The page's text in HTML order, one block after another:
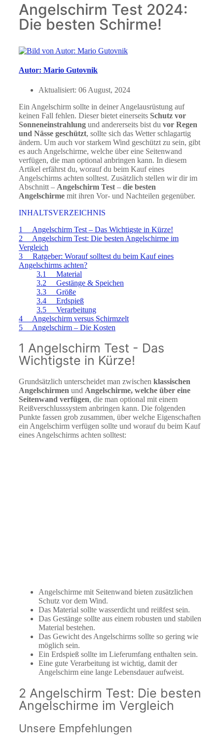
Angelschirm Test 2024:
Die besten Schirme!
Autor: Mario Gutovnik
Aktualisiert: 06 August, 2024
Ein Angelschirm sollte in deiner Angelausrüstung auf
keinen Fall fehlen. Dieser bietet einerseits Schutz vor
Sonneneinstrahlung und andererseits bist du vor Regen
und Nässe geschützt, sollte sich das Wetter schlagartig
ändern. Um auch vor starkem Wind geschützt zu sein, gibt
es auch Angelschirme, welche über eine Seitenwand
verfügen, die man optional anbringen kann. In diesem
Artikel erfährst du, worauf du beim Kauf eines
Angelschirms achten solltest. Zusätzlich stellen wir dir im
Abschnitt – Angelschirm Test – die besten
Angelschirme mit ihren Vor- und Nachteilen gegenüber.
INHALTSVERZEICHNIS
1 Angelschirm Test – Das Wichtigste in Kürze!
2 Angelschirm Test: Die besten Angelschirme im
Vergleich
3 Ratgeber: Worauf solltest du beim Kauf eines
Angelschirms achten?
3.1 Material
3.2 Gestänge & Speichen
3.3 Größe
3.4 Erdspieß
3.5 Verarbeitung
4 Angelschirm versus Schirmzelt
5 Angelschirm – Die Kosten
1 Angelschirm Test - Das
Wichtigste in Kürze!
Grundsätzlich unterscheidet man zwischen klassischen
Angelschirmen und Angelschirme, welche über eine
Seitenwand verfügen, die man optional mit einem
Reißverschlusssystem anbringen kann. Die folgenden
Punkte fassen grob zusammen, über welche Eigenschaften
ein Angelschirm verfügen sollte und worauf du beim Kauf
eines Angelschirms achten solltest:
Angelschirme mit Seitenwand bieten zusätzlichen
Schutz vor dem Wind.
Das Material sollte wasserdicht und reißfest sein.
Das Gestänge sollte aus einem robusten und stabilen
Material bestehen.
Das Gewicht des Angelschirms sollte so gering wie
möglich sein.
Ein Erdspieß sollte im Lieferumfang enthalten sein.
Eine gute Verarbeitung ist wichtig, damit der
Angelschirm eine lange Lebensdauer aufweist.
2 Angelschirm Test: Die besten
Angelschirme im Vergleich
Unsere Empfehlungen